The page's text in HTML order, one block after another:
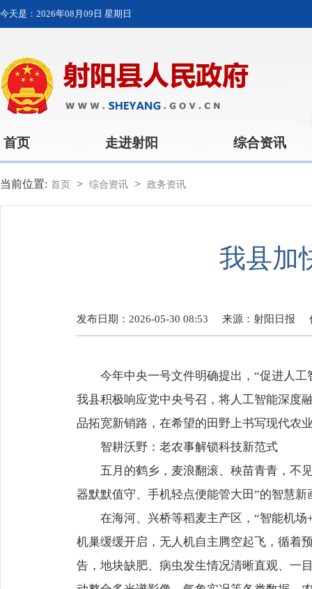
今天是： 2026年08月09日 星期日
首页 走进射阳 综合资讯
当前位置: 首页 > 综合资讯 > 政务资讯
我县加
发布日期：2026-05-30 08:53 来源： 射阳日报
今年中央一号文件明确提出，“促进人
我县积极响应党中央号召，将人工智能深度
品拓宽新销路，在希望的田野上书写现代农
智耕沃野：老农事解锁科技新范式
五月的鹤乡，麦浪翻滚、秧苗青青，不
器默默值守、手机轻点便能管大田”的智慧新
在海河、兴桥等稻麦主产区，“智能机
机巢缓缓开启，无人机自主腾空起飞，循着
告，地块缺肥、病虫发生情况清晰直观、一